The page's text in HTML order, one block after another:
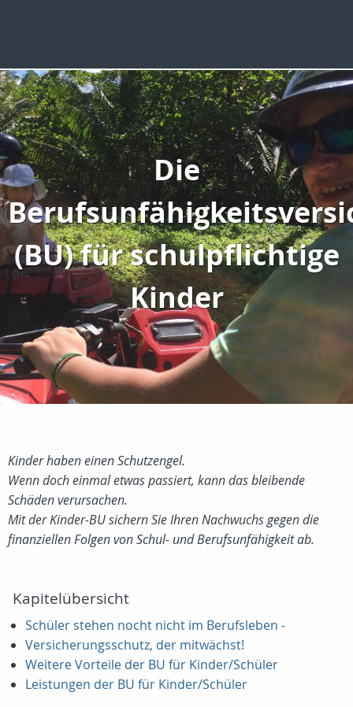
Die
(BU) für schulpflichtige
Kinder
Kinder haben einen Schutzengel.
Wenn doch einmal etwas passiert, kann das bleibende
Schäden verursachen.
Mit der Kinder-BU sichern Sie Ihren Nachwuchs gegen die
finanziellen Folgen von Schul- und Berufsunfähigkeit ab.
Kapitelübersicht
Schüler stehen nocht nicht im Berufsleben -
Versicherungsschutz, der mitwächst!
Weitere Vorteile der BU für Kinder/Schüler
Leistungen der BU für Kinder/Schüler